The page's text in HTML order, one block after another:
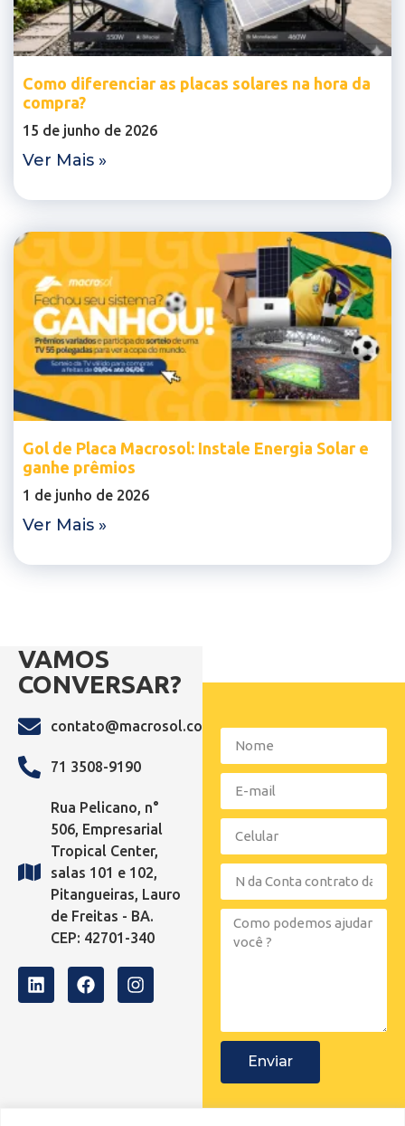
Como diferenciar as placas solares na hora da
compra?
15 de junho de 2026
Ver Mais »
Gol de Placa Macrosol: Instale Energia Solar e
ganhe prêmios
1 de junho de 2026
Ver Mais »
VAMOS
CONVERSAR?
contato@macrosol.com.br
71 3508-9190
Rua Pelicano, n°
506, Empresarial
Tropical Center,
salas 101 e 102,
Pitangueiras, Lauro
de Freitas - BA.
CEP: 42701-340
Enviar